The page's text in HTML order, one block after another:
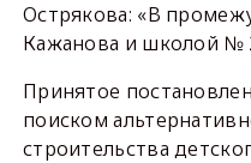
Острякова: «В
Кажанова и школой №
Принятое
поиском
строительства